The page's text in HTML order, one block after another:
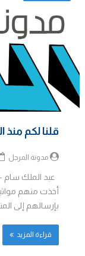
قلنا لكم منذ
مدونة المرجل
عبد الملك سام
أخذت منهم
بإرسالهم إلى
قراءة المزيد